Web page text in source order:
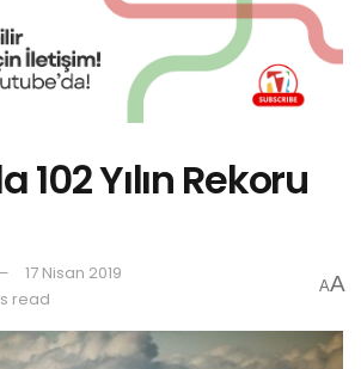
102 Yılın Rekoru
17 Nisan 2019
read
AA